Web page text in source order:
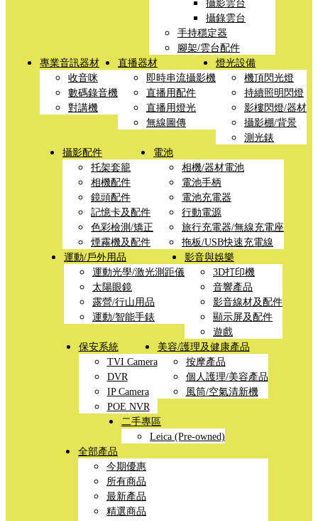
攝影雲台
攝錄雲台
手持穩定器
腳架/雲台配件
專業音訊器材
收音咪
數碼錄音機
對講機
直播器材
即時串流攝影機
直播用配件
直播用燈光
無線圖傳
燈光設備
機頂閃光燈
持續照明閃燈
影樓閃燈/器材
攝影棚/背景
測光錶
攝影配件
托架套籠
相機配件
鏡頭配件
記憶卡及配件
色彩檢測/矯正
煙霧機及配件
電池
相機/器材電池
電池手柄
電池充電器
行動電源
旅行充電器/無線充電座
拖板/USB快速充電線
運動/戶外用品
運動光學/激光測距儀
太陽眼鏡
露營/行山用品
運動/智能手錶
影音與娛樂
3D打印機
音響產品
影音線材及配件
顯示屏及配件
遊戲
保安系統
TVI Camera
DVR
IP Camera
POE NVR
美容/護理及健康產品
按摩產品
個人護理/美容產品
風筒/空氣清新機
二手專區
Leica (Pre-owned)
全部產品
今期優惠
所有商品
最新產品
精選商品